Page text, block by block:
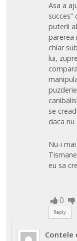
Asa a
puterii
parerea
chiar
lui,
se
daca
Nu-i
eu sa
0
Reply
Contele